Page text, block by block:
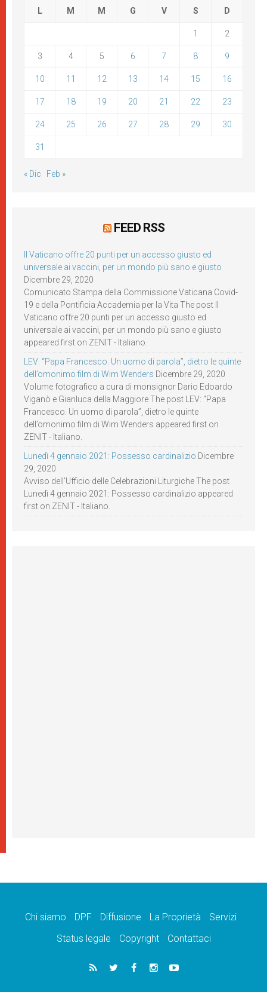
L M M G V S D
1 2
3 4 5 6 7 8 9
10 11 12 13 14 15 16
17 18 19 20 21 22 23
24 25 26 27 28 29 30
31
« Dic Feb »
FEED RSS
Il Vaticano offre 20 punti per un accesso giusto ed
universale ai vaccini, per un mondo più sano e giusto
Dicembre 29, 2020
Comunicato Stampa della Commissione Vaticana Covid-
19 e della Pontificia Accademia per la Vita The post Il
Vaticano offre 20 punti per un accesso giusto ed
universale ai vaccini, per un mondo più sano e giusto
appeared first on ZENIT - Italiano.
LEV: “Papa Francesco. Un uomo di parola”, dietro le quinte
dell’omonimo film di Wim Wenders Dicembre 29, 2020
Volume fotografico a cura di monsignor Dario Edoardo
Viganò e Gianluca della Maggiore The post LEV: “Papa
Francesco. Un uomo di parola”, dietro le quinte
dell’omonimo film di Wim Wenders appeared first on
ZENIT - Italiano.
Lunedì 4 gennaio 2021: Possesso cardinalizio Dicembre
29, 2020
Avviso dell’Ufficio delle Celebrazioni Liturgiche The post
Lunedì 4 gennaio 2021: Possesso cardinalizio appeared
first on ZENIT - Italiano.
Chi siamo DPF Diffusione La Proprietà
Servizi
Status legale
Copyright Contattaci